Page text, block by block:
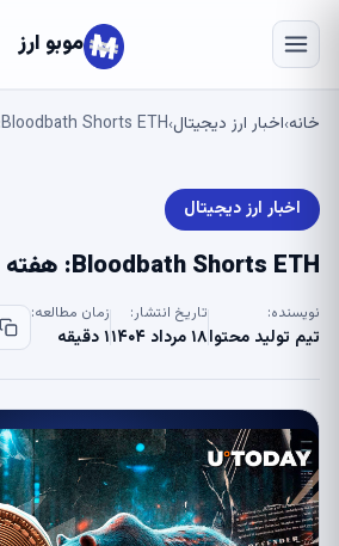
موبو ارز
خانه›اخبار ارز دیجیتال›Bloodbath Shorts ETH: هفته گذشته نیم میلیارد
اخبار ارز دیجیتال
Bloodbath Shorts ETH: هفته گذشته نیم میلیارد
نویسنده:
تیم تولید محتوا
تاریخ انتشار:
۱۸ مرداد ۱۴۰۴
زمان مطالعه:
۱ دقیقه